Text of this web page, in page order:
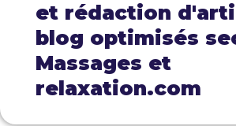
et rédaction
blog optimisés
Massages et
relaxation.com